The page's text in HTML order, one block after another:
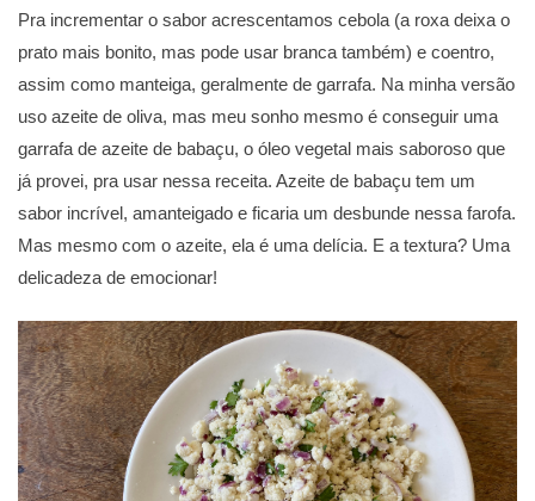
Pra incrementar o sabor acrescentamos cebola (a roxa deixa o
prato mais bonito, mas pode usar branca também) e coentro,
assim como manteiga, geralmente de garrafa. Na minha versão
uso azeite de oliva, mas meu sonho mesmo é conseguir uma
garrafa de azeite de babaçu, o óleo vegetal mais saboroso que
já provei, pra usar nessa receita. Azeite de babaçu tem um
sabor incrível, amanteigado e ficaria um desbunde nessa farofa.
Mas mesmo com o azeite, ela é uma delícia. E a textura? Uma
delicadeza de emocionar!